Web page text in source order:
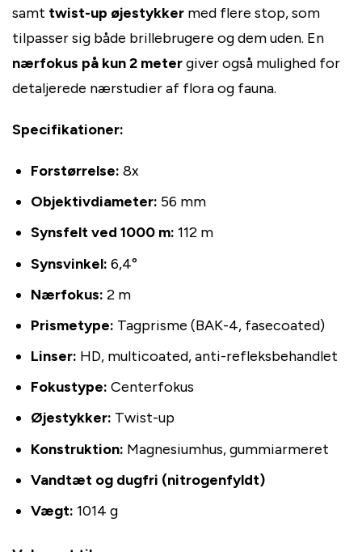
samt twist-up øjestykker med flere stop, som
tilpasser sig både brillebrugere og dem uden. En
nærfokus på kun 2 metergiver også mulighed for
detaljerede nærstudier af flora og fauna.
Specifikationer:
Forstørrelse: 8x
Objektivdiameter: 56 mm
Synsfelt ved 1000 m: 112 m
Synsvinkel: 6,4°
Nærfokus: 2 m
Prismetype: Tagprisme (BAK-4, fasecoated)
Linser: HD, multicoated, anti-refleksbehandlet
Fokustype: Centerfokus
Øjestykker: Twist-up
Konstruktion: Magnesiumhus, gummiarmeret
Vandtæt og dugfri (nitrogenfyldt)
Vægt: 1014 g